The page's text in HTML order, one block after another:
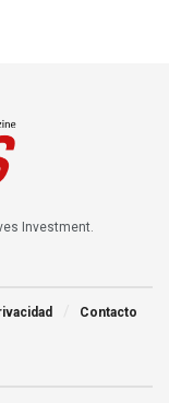
Investment
Contacto